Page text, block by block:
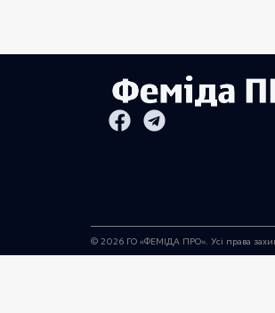
© 2026 ГО «ФЕМІДА ПРО». Усі права